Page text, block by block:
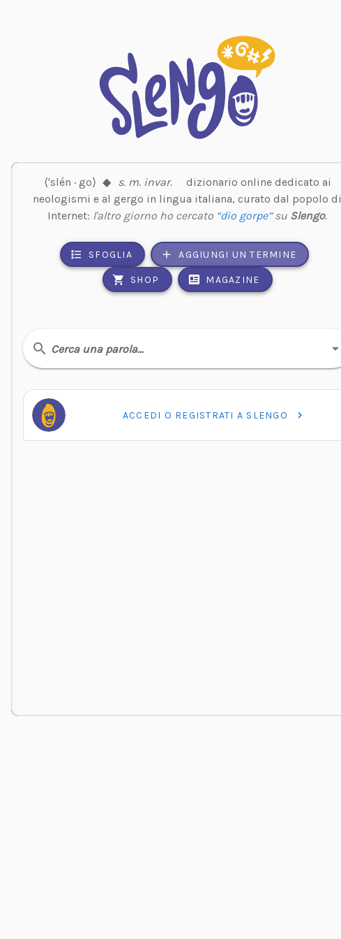
⟨'slén · go⟩ ◆ s. m. invar.
dizionario online dedicato ai
neologismi e al gergo in lingua italiana, curato dal popolo di
Internet: l'altro giorno ho cercato “dio gorpe”su Slengo.
SFOGLIA AGGIUNGI UN TERMINE
SHOP MAGAZINE
Cerca una parola…
ACCEDI O REGISTRATI A SLENGO